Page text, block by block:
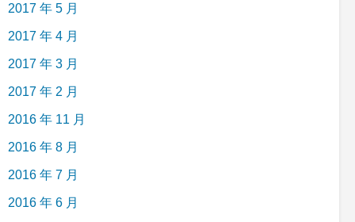
2017 年 5 月
2017 年 4 月
2017 年 3 月
2017 年 2 月
2016 年 11 月
2016 年 8 月
2016 年 7 月
2016 年 6 月